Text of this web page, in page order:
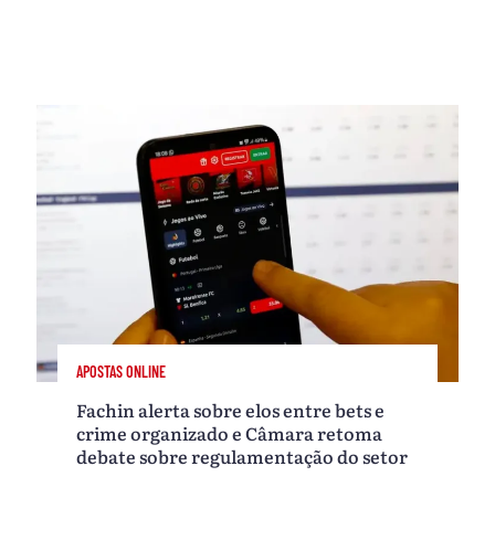
APOSTAS ONLINE
Fachin alerta sobre elos entre bets e
crime organizado e Câmara retoma
debate sobre regulamentação do setor